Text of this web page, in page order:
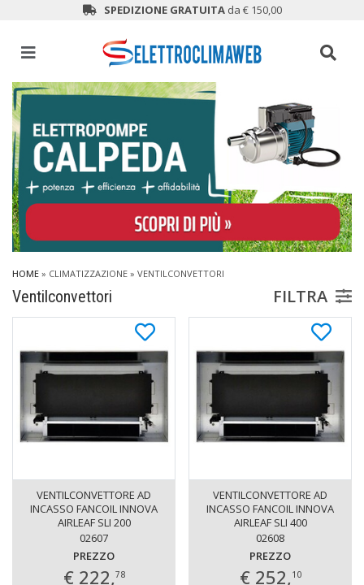
SPEDIZIONE GRATUITAda € 150,00
HOME » CLIMATIZZAZIONE » VENTILCONVETTORI
Ventilconvettori FILTRA
VENTILCONVETTORE AD
INCASSO FANCOIL INNOVA
AIRLEAF SLI 200
02607
PREZZO
€ 222,78
VENTILCONVETTORE AD
INCASSO FANCOIL INNOVA
AIRLEAF SLI 400
02608
PREZZO
€ 252,10